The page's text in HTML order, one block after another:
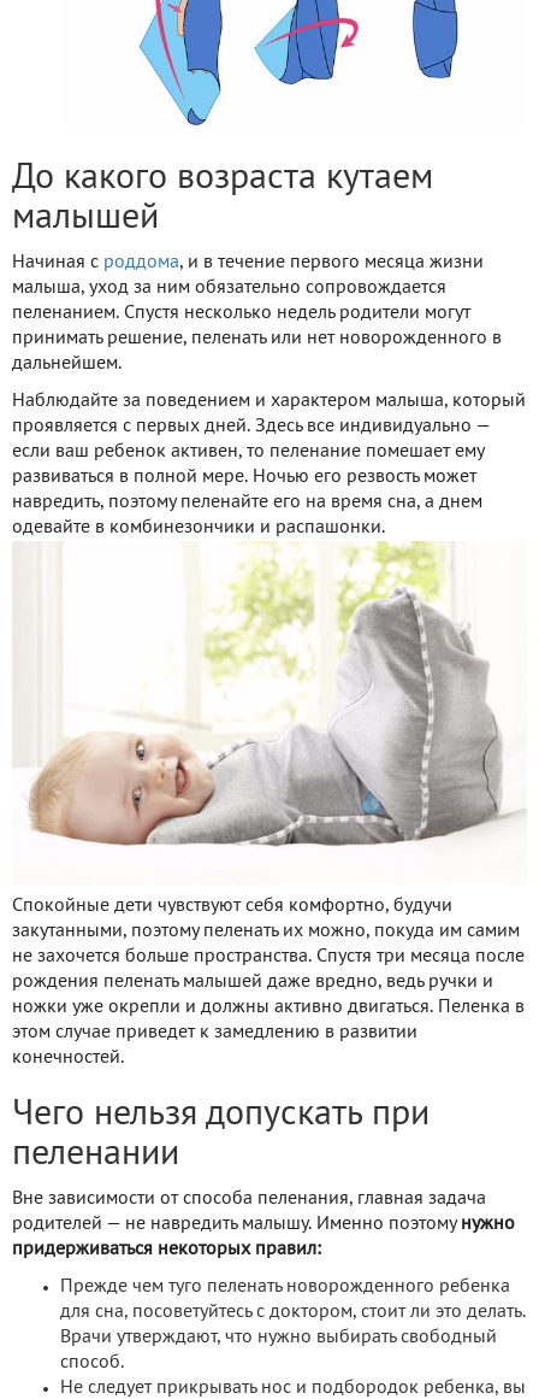
До какого возраста кутаем
малышей
Начиная с роддома, и в течение первого месяца жизни
малыша, уход за ним обязательно сопровождается
пеленанием. Спустя несколько недель родители могут
принимать решение, пеленать или нет новорожденного в
дальнейшем.
Наблюдайте за поведением и характером малыша, который
проявляется с первых дней. Здесь все индивидуально —
если ваш ребенок активен, то пеленание помешает ему
развиваться в полной мере. Ночью его резвость может
навредить, поэтому пеленайте его на время сна, а днем
одевайте в комбинезончики и распашонки.
Спокойные дети чувствуют себя комфортно, будучи
закутанными, поэтому пеленать их можно, покуда им самим
не захочется больше пространства. Спустя три месяца после
рождения пеленать малышей даже вредно, ведь ручки и
ножки уже окрепли и должны активно двигаться. Пеленка в
этом случае приведет к замедлению в развитии
конечностей.
Чего нельзя допускать при
пеленании
Вне зависимости от способа пеленания, главная задача
родителей — не навредить малышу. Именно поэтому нужно
придерживаться некоторых правил:
Прежде чем туго пеленать новорожденного ребенка
для сна, посоветуйтесь с доктором, стоит ли это делать.
Врачи утверждают, что нужно выбирать свободный
способ.
Не следует прикрывать нос и подбородок ребенка, вы